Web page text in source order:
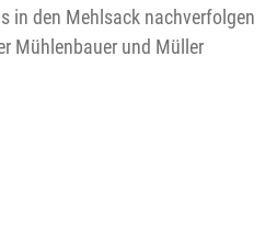
in den Mehlsack nachverfolgen
Mühlenbauer und Müller